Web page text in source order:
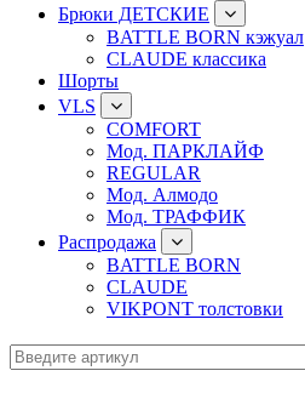
Брюки ДЕТСКИЕ
BATTLE BORN кэжуал
CLAUDE классика
Шорты
VLS
COMFORT
Мод. ПАРКЛАЙФ
REGULAR
Мод. Алмодо
Мод. ТРАФФИК
Распродажа
BATTLE BORN
CLAUDE
VIKPONT толстовки